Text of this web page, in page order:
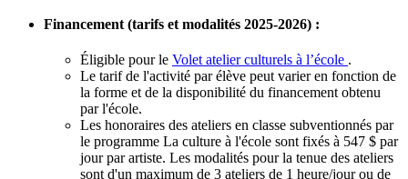
Financement (tarifs et modalités 2025-2026) :
Éligible pour le Volet atelier culturels à l’école .
Le tarif de l'activité par élève peut varier en fonction de
la forme et de la disponibilité du financement obtenu
par l'école.
Les honoraires des ateliers en classe subventionnés par
le programme La culture à l'école sont fixés à 547 $ par
jour par artiste. Les modalités pour la tenue des ateliers
sont d'un maximum de 3 ateliers de 1 heure/jour ou de